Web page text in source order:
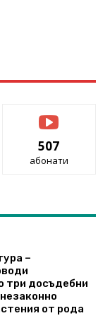
507
абонати
–
три досъдебни
от рода